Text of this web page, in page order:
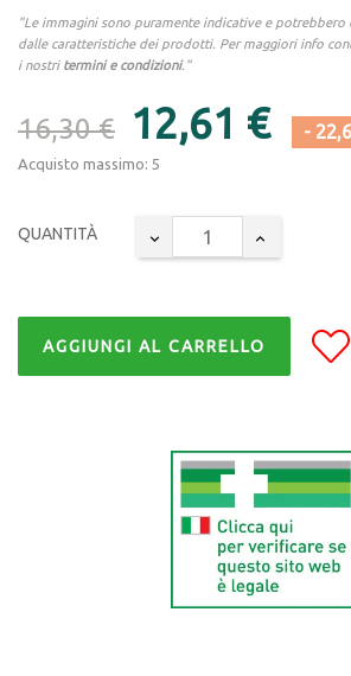
"Le immagini sono puramente indicative e
dalle caratteristiche dei prodotti. Per maggiori info
i nostri termini e condizioni."
16,30 € 12,61 € -
Acquisto massimo: 5
QUANTITÀ
AGGIUNGI AL CARRELLO